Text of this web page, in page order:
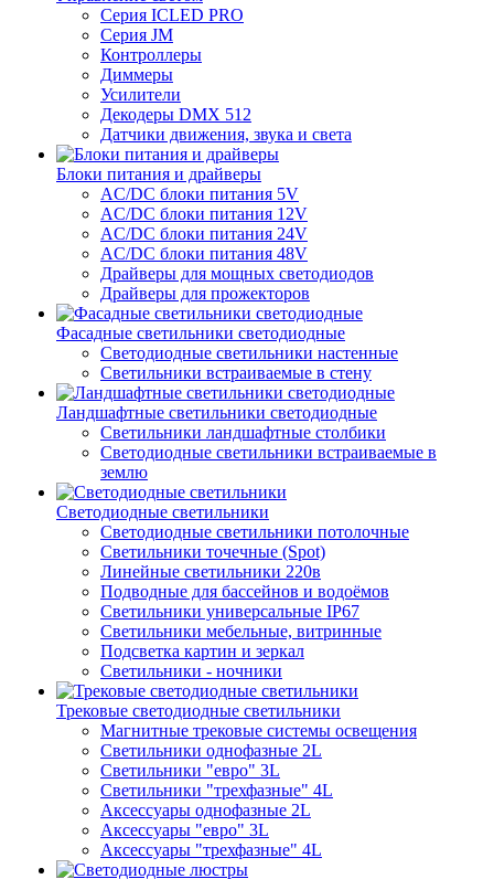
Серия ICLED PRO
Серия JM
Контроллеры
Диммеры
Усилители
Декодеры DMX 512
Датчики движения, звука и света
Блоки питания и драйверы
AC/DC блоки питания 5V
AC/DC блоки питания 12V
AC/DC блоки питания 24V
AC/DC блоки питания 48V
Драйверы для мощных светодиодов
Драйверы для прожекторов
Фасадные светильники светодиодные
Светодиодные светильники настенные
Светильники встраиваемые в стену
Ландшафтные светильники светодиодные
Светильники ландшафтные столбики
Светодиодные светильники встраиваемые в
землю
Светодиодные светильники
Светодиодные светильники потолочные
Светильники точечные (Spot)
Линейные светильники 220в
Подводные для бассейнов и водоёмов
Светильники универсальные IP67
Светильники мебельные, витринные
Подсветка картин и зеркал
Светильники - ночники
Трековые светодиодные светильники
Магнитные трековые системы освещения
Светильники однофазные 2L
Светильники "евро" 3L
Светильники "трехфазные" 4L
Аксессуары однофазные 2L
Аксессуары "евро" 3L
Аксессуары "трехфазные" 4L